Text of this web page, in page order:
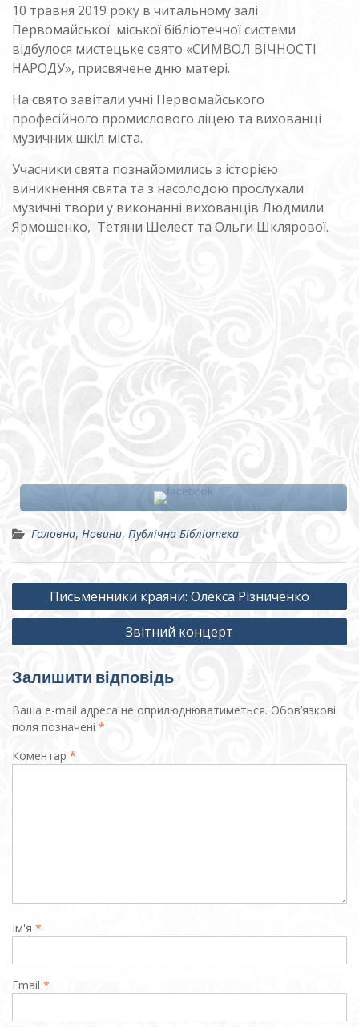
10 травня 2019 року в читальному залі
Первомайської міської бібліотечної системи
відбулося мистецьке свято «СИМВОЛ ВІЧНОСТІ
НАРОДУ», присвячене дню матері.
На свято завітали учні Первомайського
професійного промислового ліцею та вихованці
музичних шкіл міста.
Учасники свята познайомились з історією
виникнення свята та з насолодою прослухали
музичні твори у виконанні вихованців Людмили
Ярмошенко, Тетяни Шелест та Ольги Шклярової.
Головна, Новини, Публічна Бібліотека
Навігація
записів
Письменники краяни: Олекса Різниченко
Звітний концерт
Залишити відповідь
Ваша e-mail адреса не оприлюднюватиметься. Обов’язкові
поля позначені *
Коментар *
Ім'я *
Email *